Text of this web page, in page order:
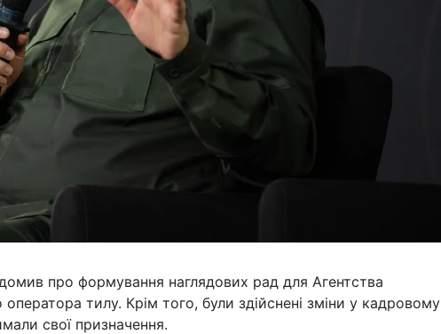
про формування наглядових рад для Агентства
тилу. Крім того, були здійснені зміни у кадровому
свої призначення.